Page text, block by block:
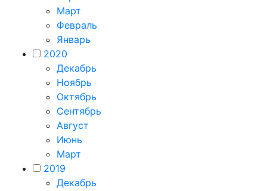
Март
Февраль
Январь
2020
Декабрь
Ноябрь
Октябрь
Сентябрь
Август
Июнь
Март
2019
Декабрь